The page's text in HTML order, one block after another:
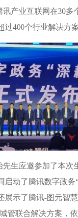
产业互联网在30多
400个行业解决方案
生应邀参加了本次
启动了腾讯数字政务
展示了腾讯-图元智
管联合解决方案，